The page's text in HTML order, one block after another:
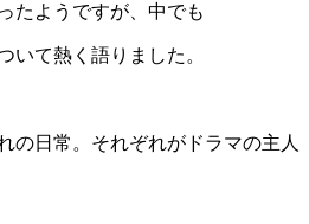
たようですが、中でも
いて熱く語りました。
の日常。それぞれがドラマの主人